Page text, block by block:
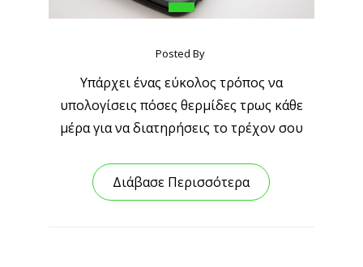
Posted By
Yπάρχει ένας εύκολος τρόπος να
υπολογίσεις πόσες θερμίδες τρως κάθε
μέρα για να διατηρήσεις το τρέχον σου
Διάβασε Περισσότερα